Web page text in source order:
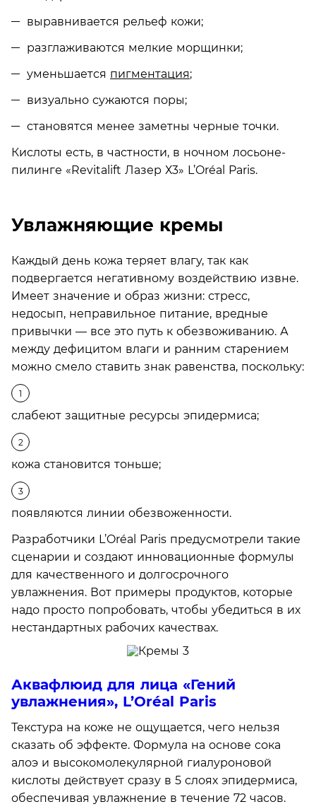
выравнивается рельеф кожи;
разглаживаются мелкие морщинки;
уменьшается пигментация;
визуально сужаются поры;
становятся менее заметны черные точки.
Кислоты есть, в частности, в ночном лосьоне-
пилинге «Revitalift Лазер Х3» L’Oréal Paris.
Увлажняющие кремы
Каждый день кожа теряет влагу, так как
подвергается негативному воздействию извне.
Имеет значение и образ жизни: стресс,
недосып, неправильное питание, вредные
привычки — все это путь к обезвоживанию. А
между дефицитом влаги и ранним старением
можно смело ставить знак равенства, поскольку:
слабеют защитные ресурсы эпидермиса;
кожа становится тоньше;
появляются линии обезвоженности.
Разработчики L’Oréal Paris предусмотрели такие
сценарии и создают инновационные формулы
для качественного и долгосрочного
увлажнения. Вот примеры продуктов, которые
надо просто попробовать, чтобы убедиться в их
нестандартных рабочих качествах.
Аквафлюид для лица «Гений
увлажнения», L’Oréal Paris
Текстура на коже не ощущается, чего нельзя
сказать об эффекте. Формула на основе сока
алоэ и высокомолекулярной гиалуроновой
кислоты действует сразу в 5 слоях эпидермиса,
обеспечивая увлажнение в течение 72 часов.